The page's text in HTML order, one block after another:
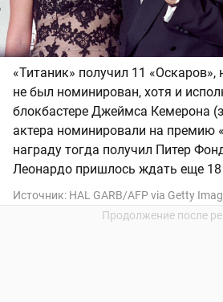
«Титаник» получил 11
не был номинирован, хотя и
блокбастере Джеймса Кемерона
актера номинировали на премию
награду тогда получил Питер
Леонардо пришлось ждать еще 18
Источник: HAL GARB/AFP via Getty